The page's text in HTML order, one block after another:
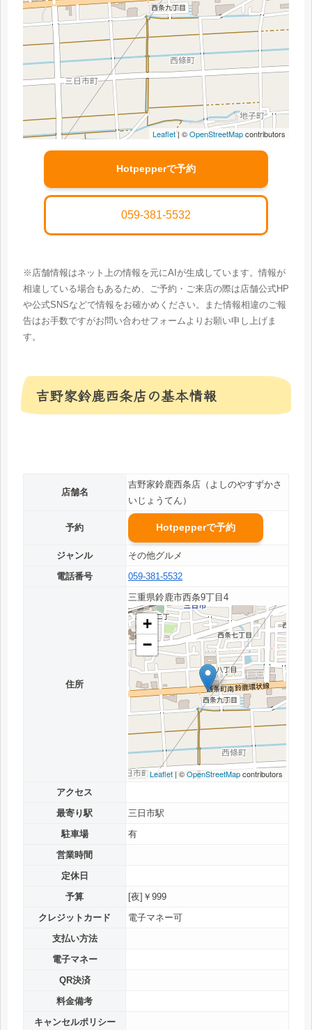
Leaflet| ©OpenStreetMapcontributors
Hotpepperで予約
059-381-5532
※店舗情報はネット上の情報を元にAIが生成しています。情報が
相違している場合もあるため、ご予約・ご来店の際は店舗公式HP
や公式SNSなどで情報をお確かめください。また情報相違のご報
告はお手数ですがお問い合わせフォームよりお願い申し上げま
す。
吉野家鈴鹿西条店の基本情報
店舗名
吉野家鈴鹿西条店（よしのやすずかさ
いじょうてん）
予約 Hotpepperで予約
ジャンル
その他グルメ
電話番号
059-381-5532
住所
三重県鈴鹿市西条9丁目4
+
−
Leaflet | ©OpenStreetMapcontributors
アクセス
最寄り駅
三日市駅
駐車場
有
営業時間
定休日
予算
[夜]￥999
クレジットカード
電子マネー可
支払い方法
電子マネー
QR決済
料金備考
キャンセルポリシー